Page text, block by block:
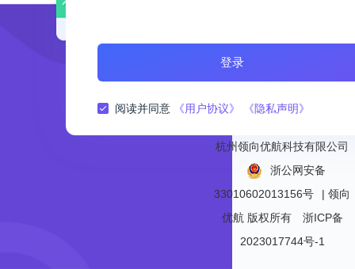
登录
阅读并同意 《用户协议》 《隐私声明》
杭州领向优航科技有限公司
浙公网安备
33010602013156号
| 领向
优航 版权所有
浙ICP备
2023017744号-1